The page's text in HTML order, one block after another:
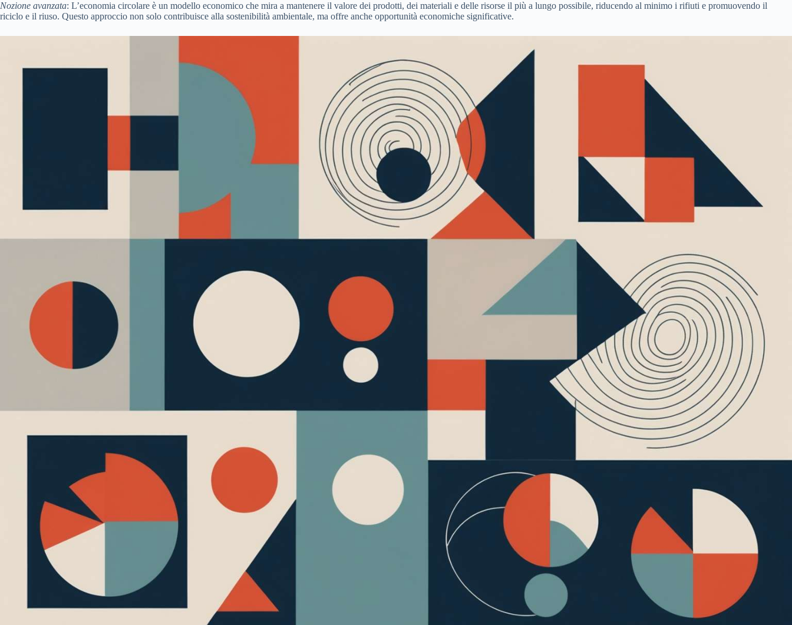
Nozione avanzata: L’economia circolare è un modello economico che mira a mantenere il valore dei prodotti, dei materiali e delle risorse il più a lungo possibile, riducendo al minimo i rifiuti e promuovendo il
riciclo e il riuso. Questo approccio non solo contribuisce alla sostenibilità ambientale, ma offre anche opportunità economiche significative.